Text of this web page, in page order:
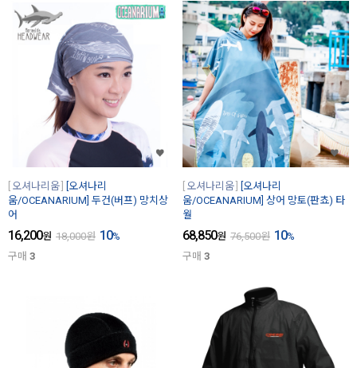
오셔나리움
[오셔나리
움/OCEANARIUM] 두건(버프) 망치상
어
16,200원 18,000원 10%
구매 3
오셔나리움
[오셔나리
움/OCEANARIUM] 상어 망토(판쵸) 타
월
68,850원 76,500원 10%
구매 3